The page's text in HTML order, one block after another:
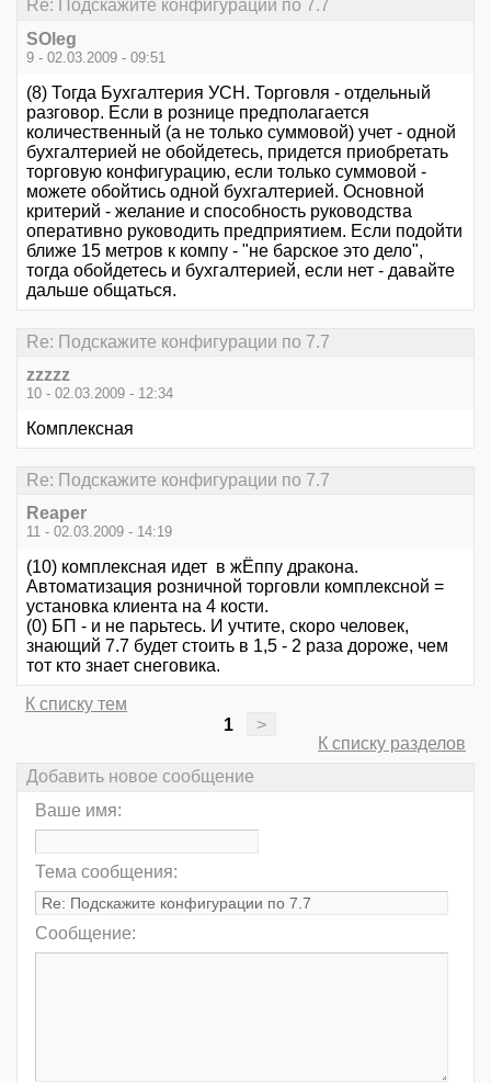
Re: Подскажите конфигурации по 7.7
SOleg
9 - 02.03.2009 - 09:51
(8) Тогда Бухгалтерия УСН. Торговля - отдельный
разговор. Если в рознице предполагается
количественный (а не только суммовой) учет - одной
бухгалтерией не обойдетесь, придется приобретать
торговую конфигурацию, если только суммовой -
можете обойтись одной бухгалтерией. Основной
критерий - желание и способность руководства
оперативно руководить предприятием. Если подойти
ближе 15 метров к компу - "не барское это дело",
тогда обойдетесь и бухгалтерией, если нет - давайте
дальше общаться.
Re: Подскажите конфигурации по 7.7
zzzzz
10 - 02.03.2009 - 12:34
Комплексная
Re: Подскажите конфигурации по 7.7
Reaper
11 - 02.03.2009 - 14:19
(10) комплексная идет в жЁппу дракона.
Автоматизация розничной торговли комплексной =
установка клиента на 4 кости.
(0) БП - и не парьтесь. И учтите, скоро человек,
знающий 7.7 будет стоить в 1,5 - 2 раза дороже, чем
тот кто знает снеговика.
К списку тем
1
>
К списку разделов
Добавить новое сообщение
Ваше имя:
Тема сообщения:
Сообщение: